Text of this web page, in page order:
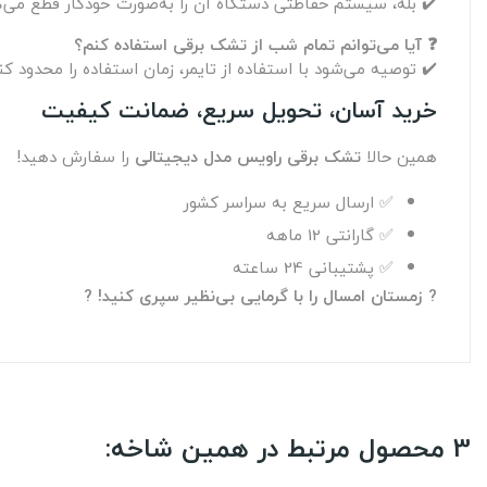
❓ آیا می‌توانم تمام شب از تشک برقی استفاده کنم؟
✔️ توصیه می‌شود با استفاده از تایمر، زمان استفاده را محدود
خرید آسان، تحویل سریع، ضمانت کیفیت
همین حالا تشک برقی راویس مدل دیجیتالی را سفارش دهید!
✅ ارسال سریع به سراسر کشور
✅ گارانتی 12 ماهه
✅ پشتیبانی 24 ساعته
? زمستان امسال را با گرمایی بی‌نظیر سپری کنید! ?
3 محصول مرتبط در همین شاخه: